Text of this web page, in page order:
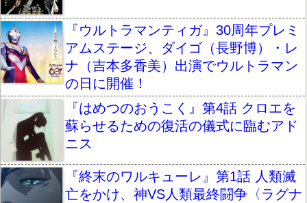
『ウルトラマンティガ』30周年プレミ
アムステージ、ダイゴ（長野博）・レ
ナ（吉本多香美）出演でウルトラマン
の日に開催！
『はめつのおうこく』第4話 クロエを
蘇らせるための復活の儀式に臨むアド
ニス
『終末のワルキューレ』第1話 人類滅
亡をかけ、神VS人類最終闘争〈ラグナ